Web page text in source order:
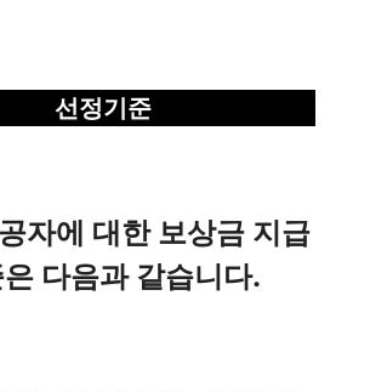
선정기준
자에 대한 보상금 지급
다음과 같습니다.